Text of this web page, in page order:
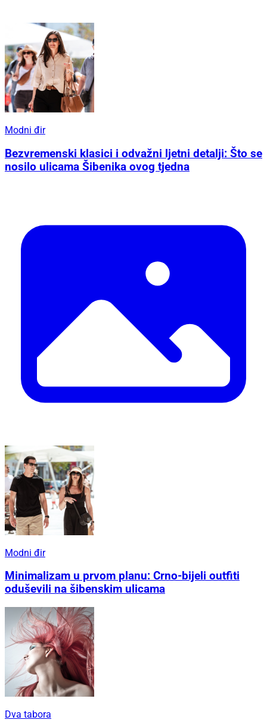
Modni đir
Bezvremenski klasici i odvažni ljetni detalji: Što se
nosilo ulicama Šibenika ovog tjedna
Modni đir
Minimalizam u prvom planu: Crno-bijeli outfiti
oduševili na šibenskim ulicama
Dva tabora